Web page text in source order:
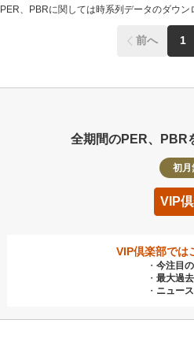
PER、PBRに関しては時系列データのダウ
前へ 1
全期間のPER、PBR
初月
VIP
VIP倶楽部では
今注目
最大過
ニュー